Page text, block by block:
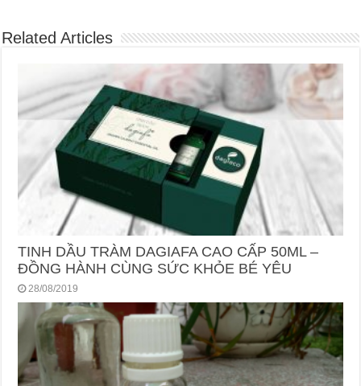
Related Articles
TINH DẦU TRÀM DAGIAFA CAO CẤP 50ML –
ĐỒNG HÀNH CÙNG SỨC KHỎE BÉ YÊU
28/08/2019